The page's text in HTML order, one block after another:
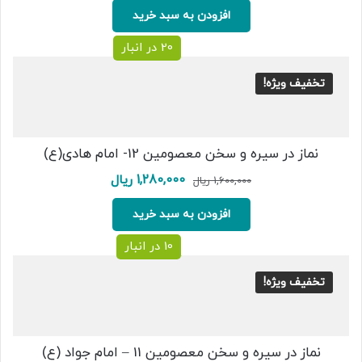
2,950,000 ریال
بود.
افزودن به سبد خرید
تخفیف ویژه!
20 در انبار
نماز در سیره و سخن معصومین 12- امام هادی(ع)
1,600,000 ریال قیمت
اصلی:
1,600,000 ریال
بود.
1,280,000 ریالقیمت
افزودن به سبد خرید
تخفیف ویژه!
10 در انبار
نماز در سیره و سخن معصومین 11 – امام جواد (ع)